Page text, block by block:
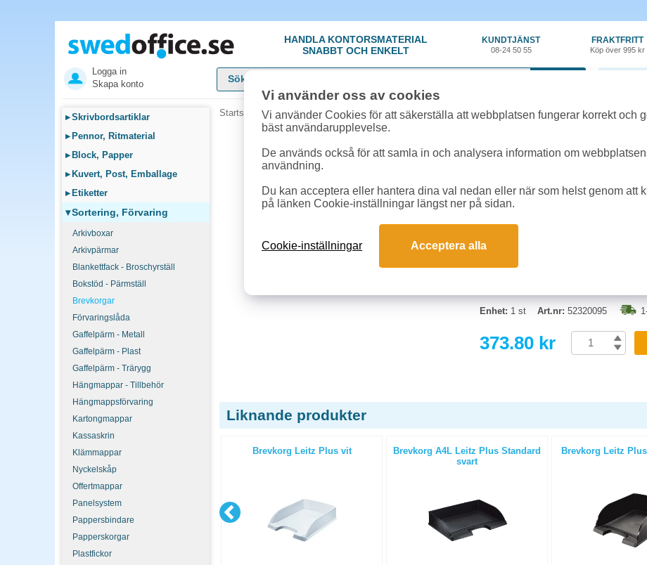
HANDLA KONTORSMATERIAL
SNABBT OCH ENKELT
KUNDTJÄNST
08-24 50 55
FRAKTFRITT
Köp över 995 kr
Logga in
Skapa konto
▸Skrivbordsartiklar
▸ Pennor, Ritmaterial
▸ Block, Papper
▸ Kuvert, Post, Emballage
▸ Etiketter
▾Sortering, Förvaring
Arkivboxar
Arkivpärmar
Blankettfack - Broschyrställ
Bokstöd - Pärmställ
Brevkorgar
Förvaringslåda
Gaffelpärm - Metall
Gaffelpärm - Plast
Gaffelpärm - Trärygg
Hängmappar - Tillbehör
Hängmappsförvaring
Kartongmappar
Kassaskrin
Klämmappar
Nyckelskåp
Offertmappar
Panelsystem
Pappersbindare
Papperskorgar
Plastfickor
Startsida »Sortering, Förvaring»Brevkorgar»Brevkorg Leitz Sorty Jumbo A3/A4 svart
Brevkorg Leitz Sorty
Kopplings- och stapelbar, extra stor
medföljer. Format (innermått):
Enhet: 1 st Art.nr: 52320095
373.80 kr
Liknande produkter
Förvaringsbox Idealbox ljusgrå Brevkorg Leitz Plus vit
Brevkorg A4L Leitz Plus Standard
svart
Brevkorg Leitz
Vi använder oss av cookies
Vi använder Cookies för att säkerställa att webbplatsen fungerar korrekt och
bäst användarupplevelse.
De används också för att samla in och analysera information om
användning.
Du kan acceptera eller hantera dina val nedan eller när som helst genom att
på länken Cookie-inställningar längst ner på sidan.
Cookie-inställningar Acceptera alla